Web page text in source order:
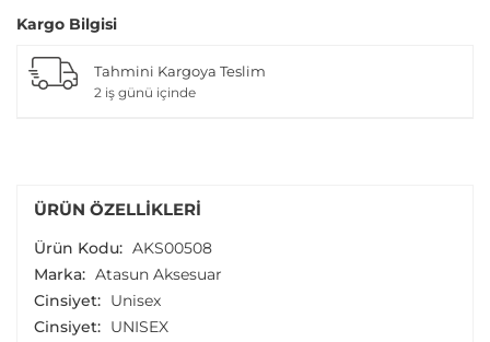
Kargo Bilgisi
Tahmini Kargoya Teslim
2 iş günü içinde
ÜRÜN ÖZELLIKLERI
Ürün Kodu: AKS00508
Marka: Atasun Aksesuar
Cinsiyet: Unisex
Cinsiyet: UNISEX